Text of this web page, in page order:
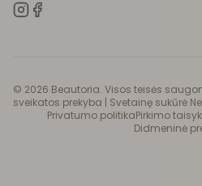
© 2026 Beautoria. Visos teisės
sveikatos prekyba | Svetainę sukūrė
Privatumo politikaPirkimo
Didmeninė